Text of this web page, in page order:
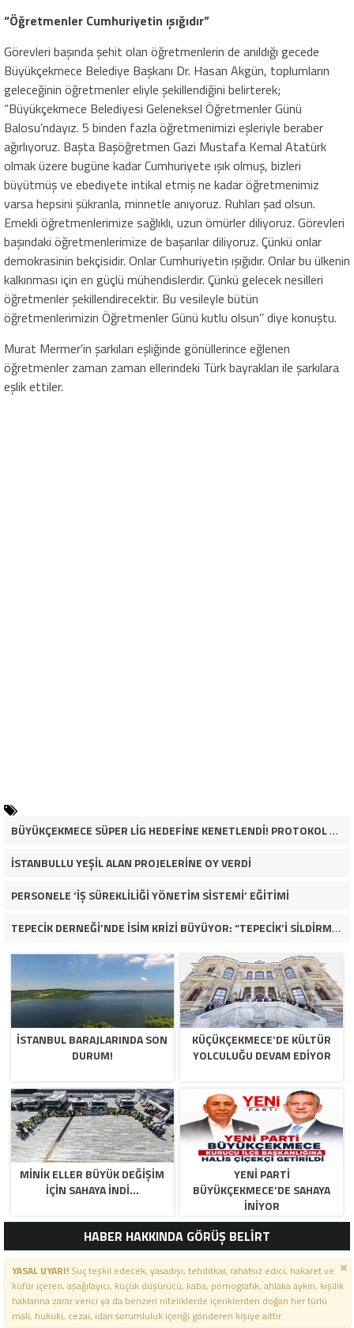
“Öğretmenler Cumhuriyetin ışığıdır”
Görevleri başında şehit olan öğretmenlerin de anıldığı gecede
Büyükçekmece Belediye Başkanı Dr. Hasan Akgün, toplumların
geleceğinin öğretmenler eliyle şekillendiğini belirterek;
“Büyükçekmece Belediyesi Geleneksel Öğretmenler Günü
Balosu’ndayız. 5 binden fazla öğretmenimizi eşleriyle beraber
ağırlıyoruz. Başta Başöğretmen Gazi Mustafa Kemal Atatürk
olmak üzere bugüne kadar Cumhuriyete ışık olmuş, bizleri
büyütmüş ve ebediyete intikal etmiş ne kadar öğretmenimiz
varsa hepsini şükranla, minnetle anıyoruz. Ruhları şad olsun.
Emekli öğretmenlerimize sağlıklı, uzun ömürler diliyoruz. Görevleri
başındaki öğretmenlerimize de başarılar diliyoruz. Çünkü onlar
demokrasinin bekçisidir. Onlar Cumhuriyetin ışığıdır. Onlar bu ülkenin
kalkınması için en güçlü mühendislerdir. Çünkü gelecek nesilleri
öğretmenler şekillendirecektir. Bu vesileyle bütün
öğretmenlerimizin Öğretmenler Günü kutlu olsun’’ diye konuştu.
Murat Mermer’in şarkıları eşliğinde gönüllerince eğlenen
öğretmenler zaman zaman ellerindeki Türk bayrakları ile şarkılara
eşlik ettiler.
BÜYÜKÇEKMECE SÜPER LİG HEDEFİNE KENETLENDİ! PROTOKOL VE İŞ DÜNYASINDAN BASKETBOL TAKIMINA TAM DESTEK…
İSTANBULLU YEŞİL ALAN PROJELERİNE OY VERDİ
PERSONELE ‘İŞ SÜREKLİLİĞİ YÖNETİM SİSTEMİ’ EĞİTİMİ
TEPECİK DERNEĞİ’NDE İSİM KRİZİ BÜYÜYOR: “TEPECİK’İ SİLDİRMEYECEĞİZ”
İSTANBUL BARAJLARINDA SON
DURUM!
KÜÇÜKÇEKMECE’DE KÜLTÜR
YOLCULUĞU DEVAM EDİYOR
MİNİK ELLER BÜYÜK DEĞİŞİM
İÇİN SAHAYA İNDİ…
YENİ PARTİ
BÜYÜKÇEKMECE’DE SAHAYA
İNİYOR
HABER HAKKINDA GÖRÜŞ BELİRT
YASAL UYARI!Suç teşkil edecek, yasadışı, tehditkar, rahatsız edici, hakaret ve
küfür içeren, aşağılayıcı, küçük düşürücü, kaba, pornografik, ahlaka aykırı, kişilik
haklarına zarar verici ya da benzeri niteliklerde içeriklerden doğan her türlü
mali, hukuki, cezai, idari sorumluluk içeriği gönderen kişiye aittir.